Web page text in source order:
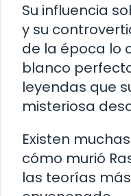
Su influencia
y su
de la época lo
blanco
leyendas que
misteriosa
Existen
cómo murió
las teorías